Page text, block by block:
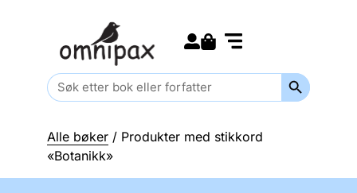
Search
for:
Search
Alle bøker / Produkter med stikkord
«Botanikk»